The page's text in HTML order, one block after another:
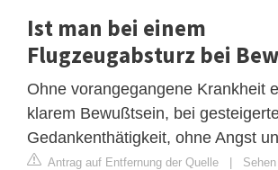
Ist man bei einem
Flugzeugabsturz bei
Ohne vorangegangene Krankheit
klarem Bewußtsein, bei
Gedankenthätigkeit, ohne Angst
Antrag auf Entfernung der Quelle |